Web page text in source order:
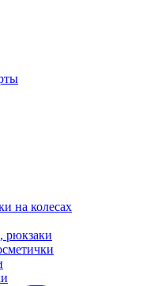
на колесах
рюкзаки